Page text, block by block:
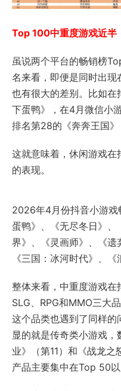
Top 100中重度游戏近半
虽说两个平台的畅销榜
名来看，即便是同时出现
也有很大的差别。比如
下蛋鸭》，在4月微信小
排名第28的《奔奔王国》
这就意味着，休闲游戏
的表现。
2026年4月份抖音小游
蛋鸭》、《无尽冬日》
界》、《灵画师》、《遗
《三国：冰河时代》、
整体来看，中重度游戏在
SLG、RPG和MMO三大
这个品类也遇到了同样的
显的就是传奇类小游戏
业》（第11）和《战龙
产品主要集中在Top 50以